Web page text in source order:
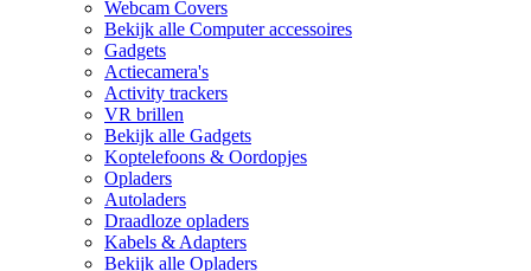
Webcam Covers
Bekijk alle Computer accessoires
Gadgets
Actiecamera's
Activity trackers
VR brillen
Bekijk alle Gadgets
Koptelefoons & Oordopjes
Opladers
Autoladers
Draadloze opladers
Kabels & Adapters
Bekijk alle Opladers